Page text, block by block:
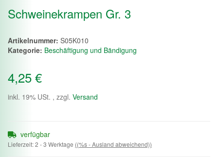
Schweinekrampen Gr. 3
Artikelnummer: S05K010
Kategorie: Beschäftigung und Bändigung
4,25 €
inkl. 19% USt. , zzgl. Versand
verfügbar
Lieferzeit:2 - 3 Werktage ((%s - Ausland abweichend))